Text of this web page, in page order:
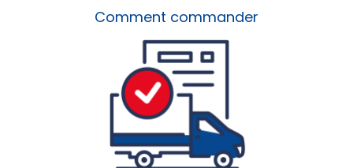
Comment commander